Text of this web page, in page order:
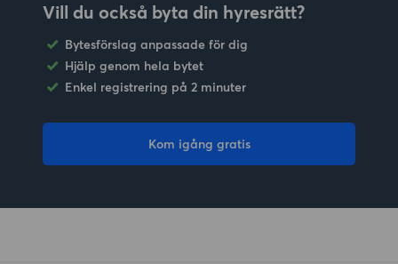
Vill du också byta din hyresrätt?
Bytesförslag anpassade för dig
Hjälp genom hela bytet
Enkel registrering på 2 minuter
Kom igång gratis